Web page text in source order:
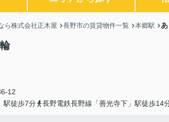
ら株式会社正木屋 長野市の賃貸物件一覧 本郷駅
12
駅徒歩7分
長野電鉄長野線「善光寺下」駅徒歩14